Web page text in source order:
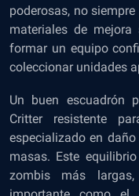
poderosas, no
materiales de
formar un equipo
coleccionar unidades
Un buen escuadrón
Critter resistente
especializado en
masas. Este
zombis más